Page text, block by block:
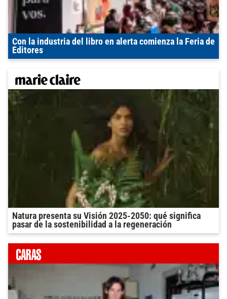
Con la industria del libro en alerta comienza la Feria de
Editores
Natura presenta su Visión 2025-2050: qué significa
pasar de la sostenibilidad a la regeneración